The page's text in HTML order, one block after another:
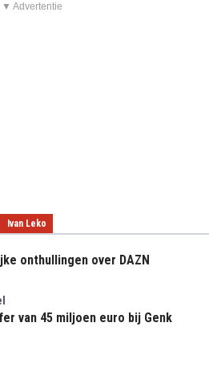
▼ Advertentie
Ivan Leko
onthullingen over DAZN
van 45 miljoen euro bij Genk